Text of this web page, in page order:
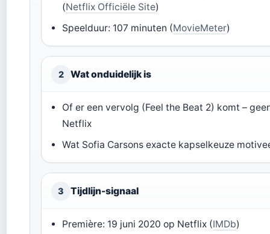
(Netflix Officiële Site)
Speelduur: 107 minuten (MovieMeter)
2 Wat onduidelijk is
Of er een vervolg (Feel the Beat 2) komt –
Netflix
Wat Sofia Carsons exacte kapselkeuze
3 Tijdlijn-signaal
Première: 19 juni 2020 op Netflix (IMDb)